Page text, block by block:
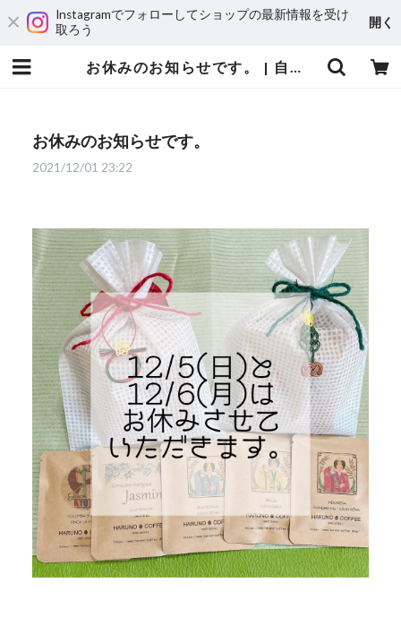
Instagramでフォローしてショップの最新情報を受け
取ろう
開く
お休みのお知らせです。 | 自家焙煎珈琲 ハルノ珈琲
お休みのお知らせです。
2021/12/01 23:22